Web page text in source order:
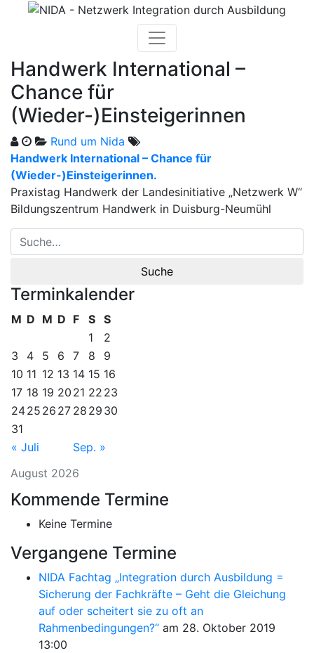
Handwerk International –
Chance für
(Wieder-)Einsteigerinnen
Rund um Nida
Handwerk International – Chance für
(Wieder-)Einsteigerinnen.
Praxistag Handwerk der Landesinitiative „Netzwerk W“
Bildungszentrum Handwerk in Duisburg-Neumühl
Terminkalender
August 2026
M D M D F S S
1
2
3
4 5 6 7 8
9
10 11 12 13 14 15 16
17 18 19 20 21 22 23
2425 26 27 28 29 30
31
« Juli
Sep. »
Kommende Termine
Keine Termine
Vergangene Termine
NIDA Fachtag „Integration durch Ausbildung =
Sicherung der Fachkräfte – Geht die Gleichung
auf oder scheitert sie zu oft an
Rahmenbedingungen?“ am 28. Oktober 2019
13:00